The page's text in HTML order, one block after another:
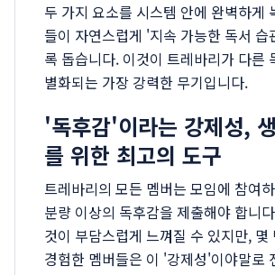
두 가지 요소를 시스템 안에 완벽하게
들이 자연스럽게 '지속 가능한 독서 습
록 돕습니다. 이것이 트레바리가 다른
별화되는 가장 강력한 무기입니다.
'독후감'이라는 강제성,
를 위한 최고의 도구
트레바리의 모든 멤버는 모임에 참여
분량 이상의 독후감을 제출해야 합니
것이 부담스럽게 느껴질 수 있지만, 몇
경험한 멤버들은 이 '강제성'이야말로